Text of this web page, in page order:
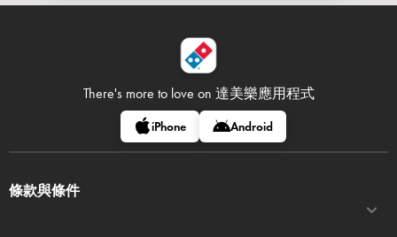
There's more to love on 達美樂應用程式
iPhone Android
條款與條件